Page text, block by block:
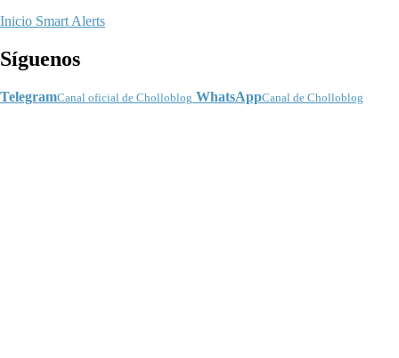
Inicio Smart Alerts
Síguenos
TelegramCanal oficial de Cholloblog WhatsAppCanal de Cholloblog